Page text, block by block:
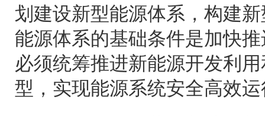
划建设新型能源体系，构建
能源体系的基础条件是加快
必须统筹推进新能源开发利
型，实现能源系统安全高效